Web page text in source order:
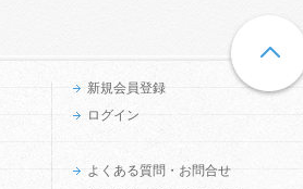
新規会員登録
ログイン
よくある質問・お問合せ